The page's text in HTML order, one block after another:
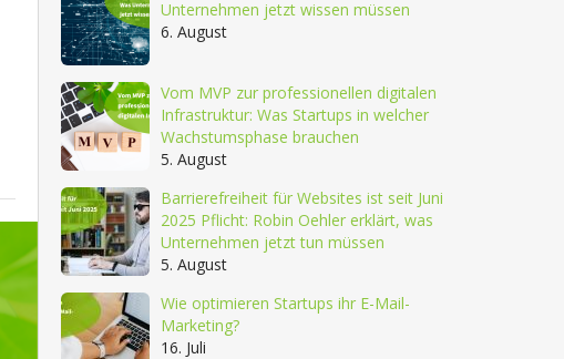
Unternehmen jetzt wissen müssen
6. August
Vom MVP zur professionellen digitalen
Infrastruktur: Was Startups in welcher
Wachstumsphase brauchen
5. August
Barrierefreiheit für Websites ist seit Juni
2025 Pflicht: Robin Oehler erklärt, was
Unternehmen jetzt tun müssen
5. August
Wie optimieren Startups ihr E-Mail-
Marketing?
16. Juli